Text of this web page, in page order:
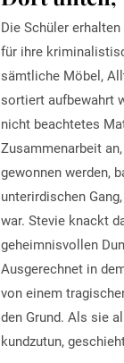
Die Schüler
für ihre
sämtliche Möbel,
sortiert aufbewahrt
nicht beachtetes
Zusammenarbeit
gewonnen werden,
unterirdischen
war. Stevie knackt
geheimnisvollen
Ausgerechnet in
von einem
den Grund. Als sie
kundzutun,